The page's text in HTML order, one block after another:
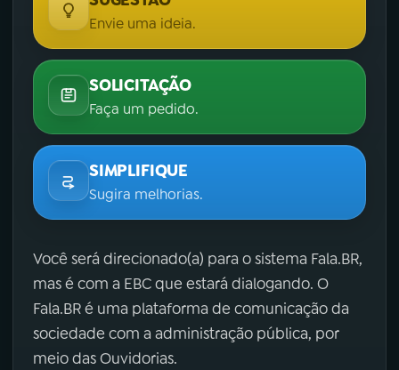
Envie uma ideia.
SOLICITAÇÃO
Faça um pedido.
SIMPLIFIQUE
Sugira melhorias.
Você será direcionado(a) para o sistema Fala.BR,
mas é com a EBC que estará dialogando. O
Fala.BR é uma plataforma de comunicação da
sociedade com a administração pública, por
meio das Ouvidorias.